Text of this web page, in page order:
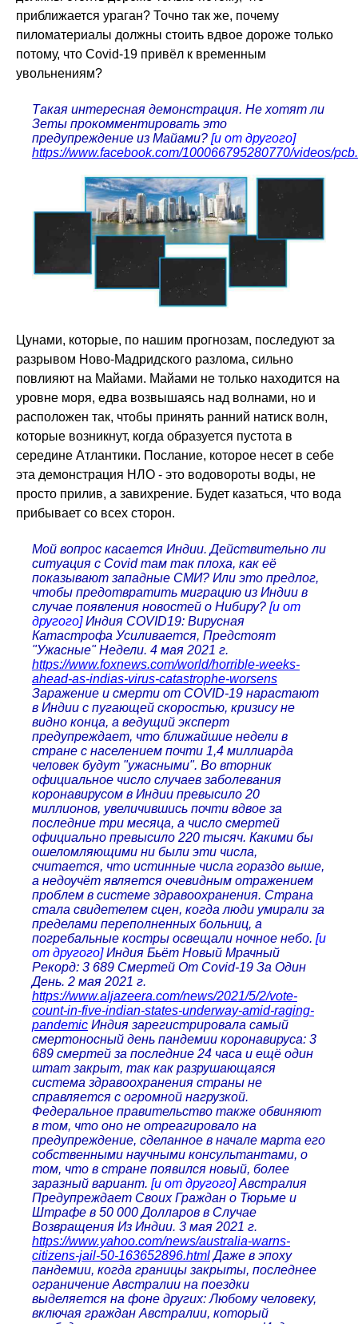
приближается ураган? Точно так же, почему
пиломатериалы должны стоить вдвое дороже только
потому, что Covid-19 привёл к временным
увольнениям?
Такая интересная демонстрация. Не хотят ли
Зеты прокомментировать это
предупреждение из Майами? [и от другого]
https://www.facebook.com/100066795280770/videos/
Цунами, которые, по нашим прогнозам, последуют за
разрывом Ново-Мадридского разлома, сильно
повлияют на Майами. Майами не только находится на
уровне моря, едва возвышаясь над волнами, но и
расположен так, чтобы принять ранний натиск волн,
которые возникнут, когда образуется пустота в
середине Атлантики. Послание, которое несет в себе
эта демонстрация НЛО - это водовороты воды, не
просто прилив, а завихрение. Будет казаться, что вода
прибывает со всех сторон.
Мой вопрос касается Индии. Действительно ли
ситуация с Covid там так плоха, как её
показывают западные СМИ? Или это предлог,
чтобы предотвратить миграцию из Индии в
случае появления новостей о Нибиру? [и от
другого] Индия COVID19: Вирусная
Катастрофа Усиливается, Предстоят
"Ужасные" Недели. 4 мая 2021 г.
https://www.foxnews.com/world/horrible-weeks-
ahead-as-indias-virus-catastrophe-worsens
Заражение и смерти от COVID-19 нарастают
в Индии с пугающей скоростью, кризису не
видно конца, а ведущий эксперт
предупреждает, что ближайшие недели в
стране с населением почти 1,4 миллиарда
человек будут "ужасными". Во вторник
официальное число случаев заболевания
коронавирусом в Индии превысило 20
миллионов, увеличившись почти вдвое за
последние три месяца, а число смертей
официально превысило 220 тысяч. Какими бы
ошеломляющими ни были эти числа,
считается, что истинные числа гораздо выше,
а недоучёт является очевидным отражением
проблем в системе здравоохранения. Страна
стала свидетелем сцен, когда люди умирали за
пределами переполненных больниц, а
погребальные костры освещали ночное небо. [и
от другого] Индия Бьёт Новый Мрачный
Рекорд: 3 689 Смертей От Covid-19 За Один
День. 2 мая 2021 г.
https://www.aljazeera.com/news/2021/5/2/vote-
count-in-five-indian-states-underway-amid-raging-
pandemic Индия зарегистрировала самый
смертоносный день пандемии коронавируса: 3
689 смертей за последние 24 часа и ещё один
штат закрыт, так как разрушающаяся
система здравоохранения страны не
справляется с огромной нагрузкой.
Федеральное правительство также обвиняют
в том, что оно не отреагировало на
предупреждение, сделанное в начале марта его
собственными научными консультантами, о
том, что в стране появился новый, более
заразный вариант. [и от другого] Австралия
Предупреждает Своих Граждан о Тюрьме и
Штрафе в 50 000 Долларов в Случае
Возвращения Из Индии. 3 мая 2021 г.
https://www.yahoo.com/news/australia-warns-
citizens-jail-50-163652896.htmlДаже в эпоху
пандемии, когда границы закрыты, последнее
ограничение Австралии на поездки
выделяется на фоне других: Любому человеку,
включая граждан Австралии, который